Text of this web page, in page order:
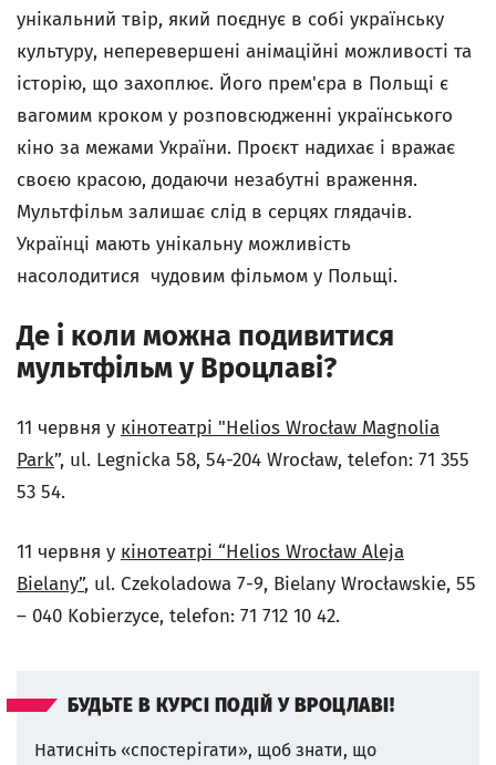
унікальний твір, який поєднує в собі українську
культуру, неперевершені анімаційні можливості та
історію, що захоплює. Його прем'єра в Польщі є
вагомим кроком у розповсюдженні українського
кіно за межами України. Проєкт надихає і вражає
своєю красою, додаючи незабутні враження.
Мультфільм залишає слід в серцях глядачів.
Українці мають унікальну можливість
насолодитися чудовим фільмом у Польщі.
Де і коли можна подивитися
мультфільм у Вроцлаві?
11 червня у кінотеатрі "Helios Wrocław Magnolia
Park”, ul. Legnicka 58, 54-204 Wrocław, telefon: 71 355
53 54.
11 червня у кінотеатрі “Helios Wrocław Aleja
Bielany”, ul. Czekoladowa 7-9, Bielany Wrocławskie, 55
– 040 Kobierzyce, telefon: 71 712 10 42.
БУДЬТЕ В КУРСІ ПОДІЙ У ВРОЦЛАВІ!
Натисніть «спостерігати», щоб знати, що